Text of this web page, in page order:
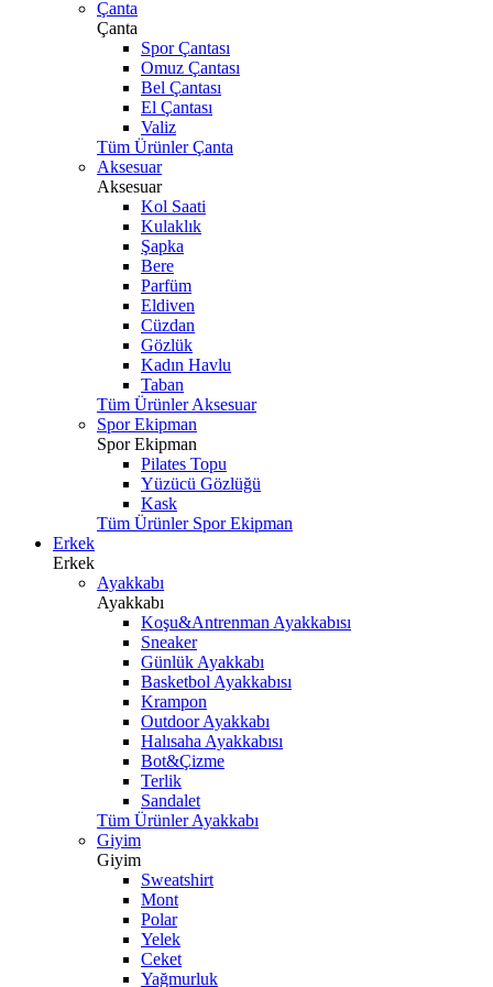
Çanta
Çanta
Spor Çantası
Omuz Çantası
Bel Çantası
El Çantası
Valiz
Tüm Ürünler Çanta
Aksesuar
Aksesuar
Kol Saati
Kulaklık
Şapka
Bere
Parfüm
Eldiven
Cüzdan
Gözlük
Kadın Havlu
Taban
Tüm Ürünler Aksesuar
Spor Ekipman
Spor Ekipman
Pilates Topu
Yüzücü Gözlüğü
Kask
Tüm Ürünler Spor Ekipman
Erkek
Erkek
Ayakkabı
Ayakkabı
Koşu&Antrenman Ayakkabısı
Sneaker
Günlük Ayakkabı
Basketbol Ayakkabısı
Krampon
Outdoor Ayakkabı
Halısaha Ayakkabısı
Bot&Çizme
Terlik
Sandalet
Tüm Ürünler Ayakkabı
Giyim
Giyim
Sweatshirt
Mont
Polar
Yelek
Ceket
Yağmurluk